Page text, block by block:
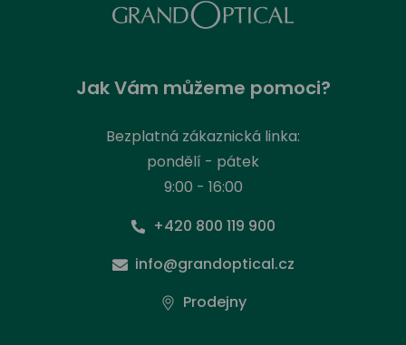
Jak Vám můžeme pomoci?
Bezplatná zákaznická linka:
pondělí - pátek
9:00 - 16:00
+420 800 119 900
info@grandoptical.cz
Prodejny